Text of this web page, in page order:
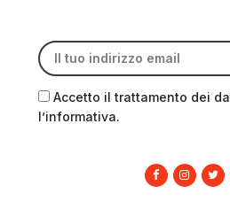
Accetto il trattamento dei
l’informativa.